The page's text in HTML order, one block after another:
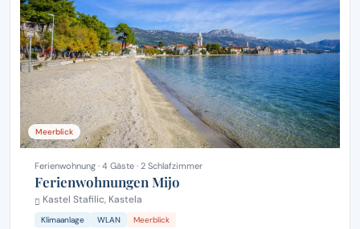
Meerblick
Ferienwohnung · 4 Gäste · 2 Schlafzimmer
Ferienwohnungen Mijo
Kastel Stafilic, Kastela
Klimaanlage WLAN Meerblick